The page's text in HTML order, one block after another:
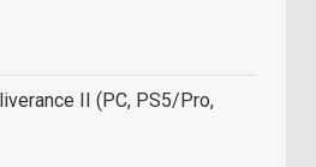
II (PC, PS5/Pro,